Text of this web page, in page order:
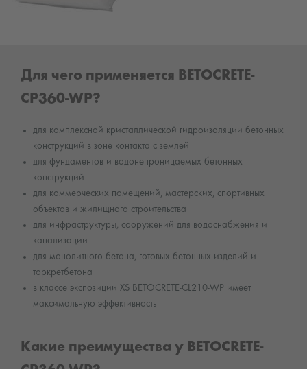
Для чего применяется BETOCRETE-
CP360-WP?
для комплексной кристаллической гидроизоляции бетонных
конструкций в зоне контакта с землей
для фундаментов и водонепроницаемых бетонных
конструкций
для коммерческих помещений, мастерских, спортивных
объектов и жилищного строительства
для инфраструктуры, сооружений для водоснабжения и
канализации
для монолитного бетона, готовых бетонных изделий и
торкретбетона
в классе экспозиции XS BETOCRETE-CL210-WP имеет
максимальную эффективность
Какие преимущества у BETOCRETE-